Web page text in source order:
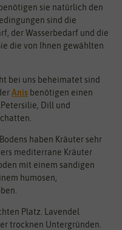
sie natürlich den
sind die
der Wasserbedarf und die
die von Ihnen gewählten
bei uns beheimatet sind
Anis benötigen einen
Dill und
haben Kräuter sehr
mediterrane Kräuter
mit einem sandigen
humosen,
Platz. Lavendel
trocknen Untergründen.